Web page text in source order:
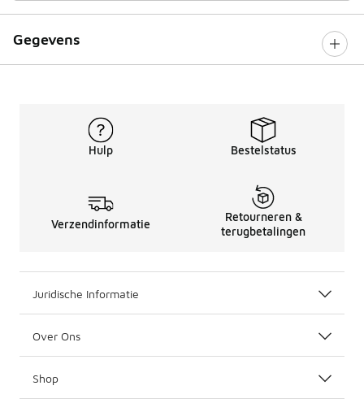
Gegevens
Hulp Bestelstatus
Verzendinformatie
Retourneren &
terugbetalingen
Juridische Informatie
Over Ons
Shop